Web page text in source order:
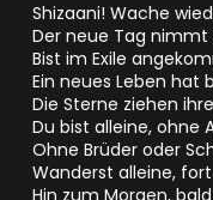
Shizaani! Wache
Der neue Tag nimmt
Bist im Exile
Ein neues Leben hat
Die Sterne ziehen
Du bist alleine, ohne
Ohne Brüder oder
Wanderst alleine,
Hin zum Morgen,